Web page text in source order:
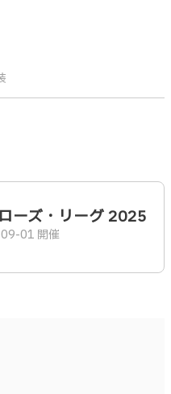
ーズ・リーグ 2025
01 開催